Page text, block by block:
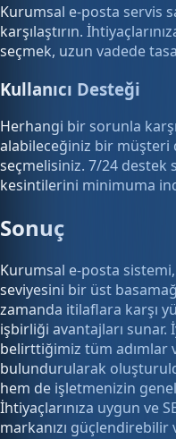
Kurumsal e-posta servis
karşılaştırın.
seçmek, uzun vadede
Kullanıcı Desteği
Herhangi bir sorunla
alabileceğiniz bir müşteri
seçmelisiniz. 7/24 destek
kesintilerini minimuma
Sonuç
Kurumsal e-posta
seviyesini bir üst
zamanda itilaflara karşı
işbirliği avantajları
belirttiğimiz tüm adımlar
bulundurularak
hem de işletmenizin genel
İhtiyaçlarınıza uygun ve
markanızı